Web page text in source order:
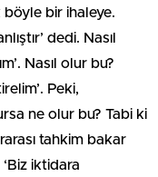
böyle bir ihaleye.
dedi. Nasıl
Nasıl olur bu?
Peki,
ne olur bu? Tabi ki
tahkim bakar
iktidara